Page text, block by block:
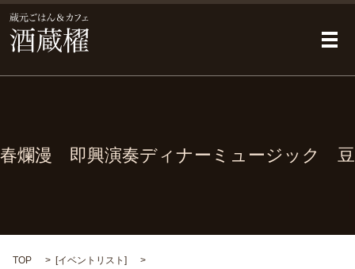
メ
春爛漫 即興演奏ディナーミュージック 豆
TOP [イベントリスト]